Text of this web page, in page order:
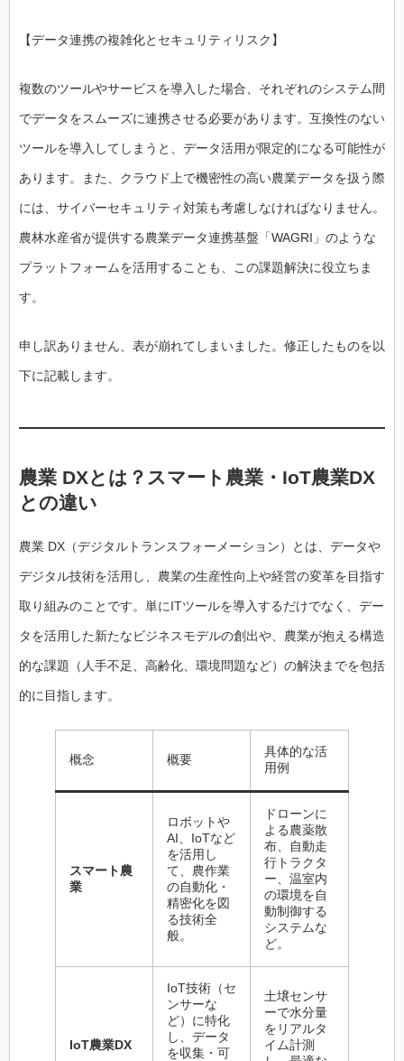
【データ連携の複雑化とセキュリティリスク】
複数のツールやサービスを導入した場合、それぞれのシステム間
でデータをスムーズに連携させる必要があります。互換性のない
ツールを導入してしまうと、データ活用が限定的になる可能性が
あります。また、クラウド上で機密性の高い農業データを扱う際
には、サイバーセキュリティ対策も考慮しなければなりません。
農林水産省が提供する農業データ連携基盤「WAGRI」のような
プラットフォームを活用することも、この課題解決に役立ちま
す。
申し訳ありません、表が崩れてしまいました。修正したものを以
下に記載します。
農業 DXとは？スマート農業・IoT農業DX
との違い
農業 DX（デジタルトランスフォーメーション）とは、データや
デジタル技術を活用し、農業の生産性向上や経営の変革を目指す
取り組みのことです。単にITツールを導入するだけでなく、デー
タを活用した新たなビジネスモデルの創出や、農業が抱える構造
的な課題（人手不足、高齢化、環境問題など）の解決までを包括
的に目指します。
概念 概要
具体的な活
用例
スマート農
業
ロボットや
AI、IoTなど
を活用し
て、農作業
の自動化・
精密化を図
る技術全
般。
ドローンに
よる農薬散
布、自動走
行トラクタ
ー、温室内
の環境を自
動制御する
システムな
ど。
IoT農業DX
IoT技術（セ
ンサーな
ど）に特化
し、データ
を収集・可
土壌センサ
ーで水分量
をリアルタ
イム計測